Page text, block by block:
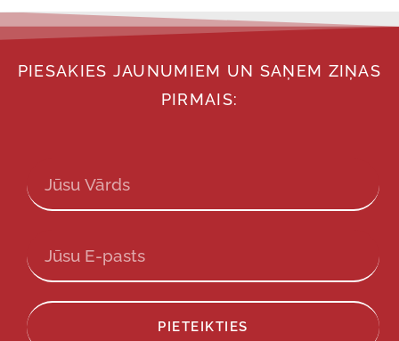
PIESAKIES JAUNUMIEM UN SAŅEM ZIŅAS
PIRMAIS:
PIETEIKTIES